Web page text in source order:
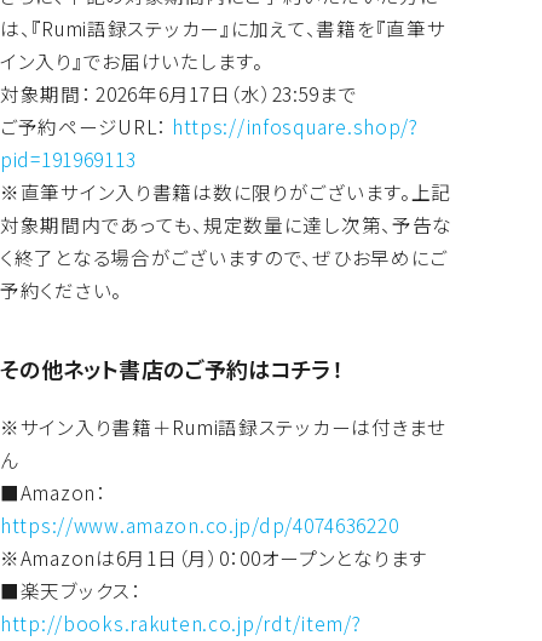
は、『Rumi語録ステッカー』に加えて、書籍を『直筆サ
イン入り』でお届けいたします。
対象期間： 2026年6月17日（水）23:59まで
ご予約ページURL： https://infosquare.shop/?
pid=191969113
※直筆サイン入り書籍は数に限りがございます。上記
対象期間内であっても、規定数量に達し次第、予告な
く終了となる場合がございますので、ぜひお早めにご
予約ください。
その他ネット書店のご予約はコチラ！
※サイン入り書籍＋Rumi語録ステッカーは付きませ
ん
■Amazon：
https://www.amazon.co.jp/dp/4074636220
※Amazonは6月1日（月）0：00オープンとなります
■楽天ブックス：
http://books.rakuten.co.jp/rdt/item/?